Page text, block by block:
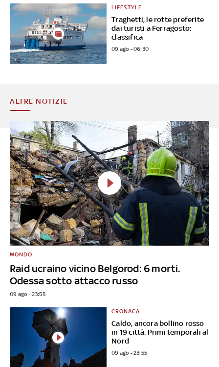
Traghetti, le rotte preferite
dai turisti a Ferragosto:
classifica
LIFESTYLE
09 ago - 06:30
ALTRE NOTIZIE
Raid ucraino vicino Belgorod: 6 morti.
Odessa sotto attacco russo
MONDO
09 ago - 23:55
Caldo, ancora bollino rosso
in 19 città. Primi temporali al
Nord
CRONACA
09 ago - 23:55